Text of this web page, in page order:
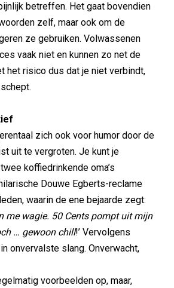
betreffen. Het gaat bovendien
zelf, maar ook om de
ze gebruiken. Volwassenen
vaak niet en kunnen zo net de
het risico dus dat je niet verbindt,
zich ook voor humor door de
uit te vergroten. Je kunt je
koffiedrinkende oma’s
Douwe Egberts-reclame
waarin de ene bejaarde zegt:
me wagie. 50 Cents pompt uit mijn
… gewoon chill!’ Vervolgens
onvervalste slang. Onverwacht,
voorbeelden op, maar,